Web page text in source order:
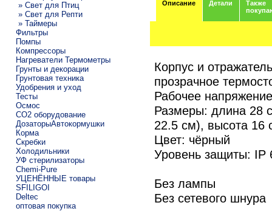
» Свет для Птиц
» Свет для Репти
» Таймеры
Фильтры
Помпы
Компрессоры
Нагреватели Термометры
Грунты и декорации
Грунтовая техника
Удобрения и уход
Тесты
Осмос
CO2 оборудование
ДозаторыАвтокормушки
Корма
Скребки
Холодильники
УФ стерилизаторы
Chemi-Pure
УЦЕНЁННЫЕ товары
SFILIGOI
Deltec
оптовая покупка
Описание Детали
Также
Корпус и
прозрачное
Рабочее
Размеры: длина 28
22.5 см), высота 16
Цвет: чёрный
Уровень защиты: IP
Без лампы
Без сетевого шнура